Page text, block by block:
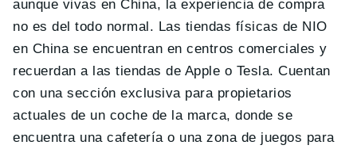
aunque vivas en China, la experiencia de compra
no es del todo normal. Las tiendas físicas de NIO
en China se encuentran en centros comerciales y
recuerdan a las tiendas de Apple o Tesla. Cuentan
con una sección exclusiva para propietarios
actuales de un coche de la marca, donde se
encuentra una cafetería o una zona de juegos para